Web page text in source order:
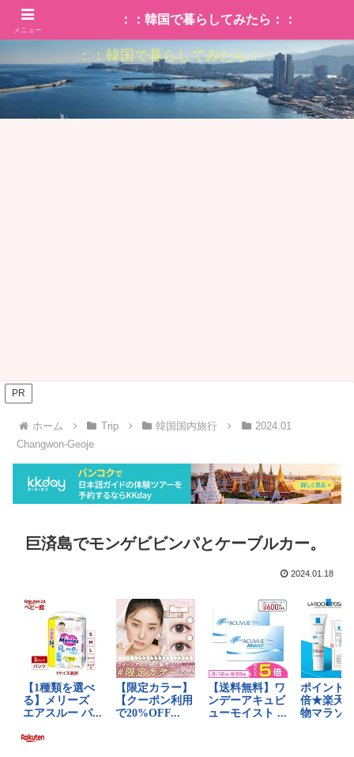
：：韓国で暮らしてみたら：：
PR
ホーム Trip 韓国国内旅行
2024.01
Changwon‐Geoje
巨済島でモンゲビビンパとケーブルカー。
2024.01.18
メニュー
：：韓国で暮らしてみたら：：